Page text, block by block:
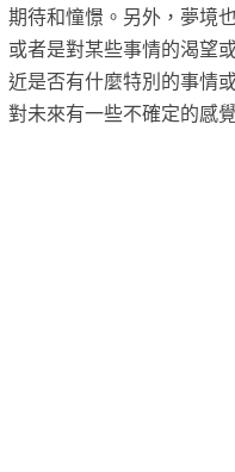
期待和憧憬。另外，夢境
或者是對某些事情的渴望
近是否有什麼特別的事情
對未來有一些不確定的感